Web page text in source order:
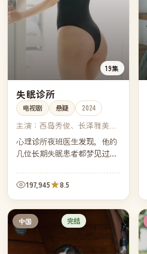
19集
失眠诊所
电视剧 悬疑 2024
主演：西岛秀俊、长泽雅美、
加濑亮、山田凉介
心理诊所夜班医生发现，他的
几位长期失眠患者都梦见过同
他童年时被遗忘的旧居。
197,945 8.5
中国 完结